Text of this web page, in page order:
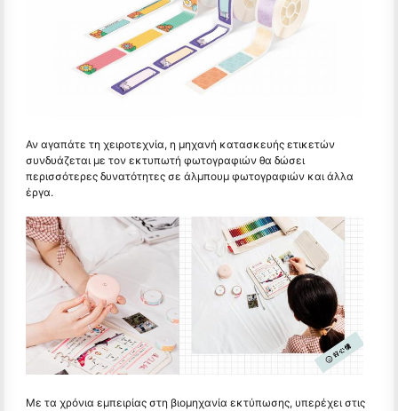
Αν αγαπάτε τη χειροτεχνία, η μηχανή κατασκευής ετικετών
συνδυάζεται με τον εκτυπωτή φωτογραφιών θα δώσει
περισσότερες δυνατότητες σε άλμπουμ φωτογραφιών και άλλα
έργα.
Με τα χρόνια εμπειρίας στη βιομηχανία εκτύπωσης, υπερέχει στις